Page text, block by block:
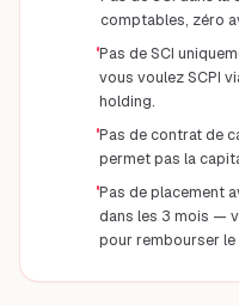
comptables, zéro
Pas de SCI
vous voulez SCPI
holding.
Pas de contrat de
permet pas la
Pas de placement
dans les 3 mois —
pour rembourser le